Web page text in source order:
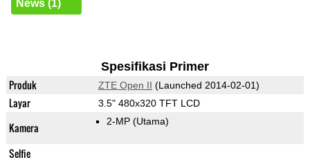
News (1)
Spesifikasi Primer
Produk ZTE Open II (Launched 2014-02-01)
Layar 3.5" 480x320 TFT LCD
Kamera 2-MP (Utama)
Selfie